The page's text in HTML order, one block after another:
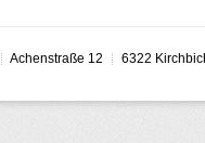
Achenstraße 12 6322